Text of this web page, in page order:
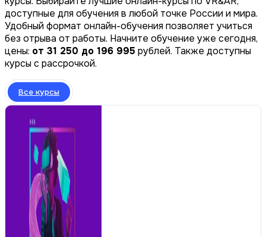
доступные для обучения в любой точке России и мира.
Удобный формат онлайн-обучения позволяет учиться
без отрыва от работы. Начните обучение уже сегодня,
цены: от 31 250 до 196 995 рублей. Также доступны
курсы с рассрочкой.
Все курсы